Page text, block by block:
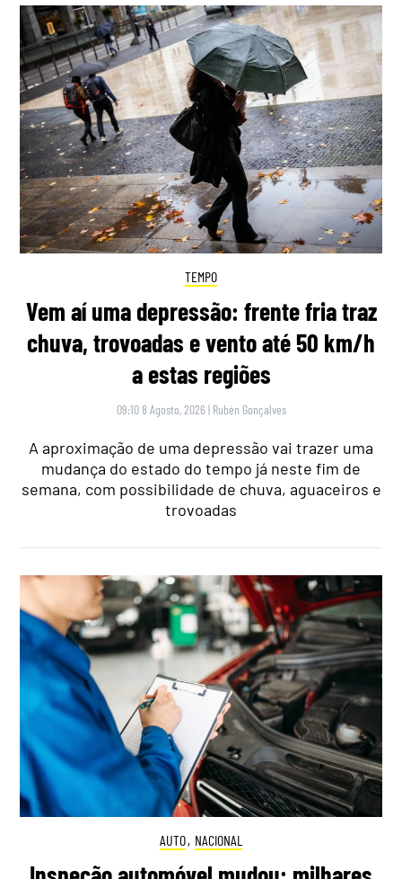
TEMPO
Vem aí uma depressão: frente fria traz
chuva, trovoadas e vento até 50 km/h
a estas regiões
09:10 8 Agosto, 2026 | Rubén Gonçalves
A aproximação de uma depressão vai trazer uma
mudança do estado do tempo já neste fim de
semana, com possibilidade de chuva, aguaceiros e
trovoadas
AUTO, NACIONAL